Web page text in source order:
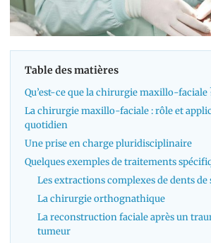
Table des matières
Qu’est-ce que la chirurgie maxillo-faciale
La chirurgie maxillo-faciale : rôle et
quotidien
Une prise en charge pluridisciplinaire
Quelques exemples de traitements
Les extractions complexes de dents de
La chirurgie orthognathique
La reconstruction faciale après un
tumeur